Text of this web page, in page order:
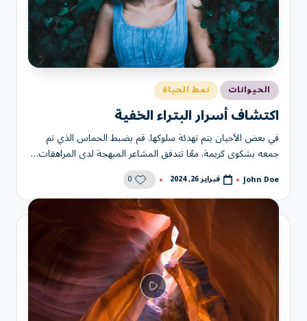
نُشر
في
الحيوانات نمط الحياة
اكتشاف أسرار البتراء الخفية
في بعض الأحيان يتم تهدئة سلوكها. قم بضبط الحماس الذي تم
جمعه بشكوى كريمة. معًا تتدفق المشاعر المبهجة لدى المراهقات…
تمّ
بواسطة
John Doe فبراير 26, 2024 0